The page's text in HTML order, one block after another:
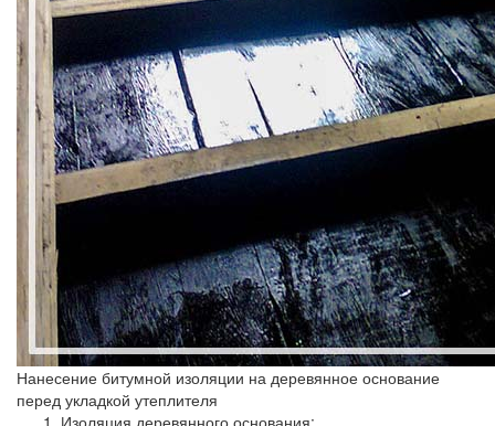
Нанесение битумной изоляции на деревянное основание
перед укладкой утеплителя
Изоляция деревянного основания: